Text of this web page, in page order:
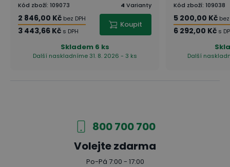
Kód zboží: 109073 4 Varianty
2 846,00 Kč bez DPH
3 443,66 Kč s DPH
Koupit
Skladem 6 ks
Další naskladníme 31. 8. 2026 - 3 ks
Kód zboží: 109038
5 200,00 Kč bez
6 292,00 Kč s
Další
800 700 700
Volejte zdarma
Po-Pá 7:00 - 17:00